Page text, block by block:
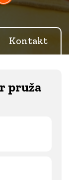
Kontakt
pruža